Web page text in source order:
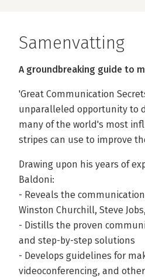
Samenvatting
A groundbreaking guide to
'Great Communication
unparalleled opportunity to
many of the world's most
stripes can use to improve
Drawing upon his years of
Baldoni:
- Reveals the
Winston Churchill, Steve
- Distills the proven
and step-by-step solutions
- Develops guidelines for
videoconferencing, and